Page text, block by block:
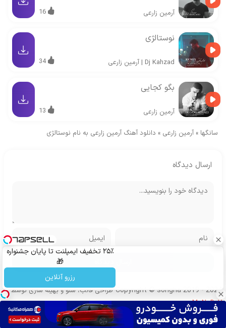
آرمین زارعی 16
نوستالژی
Dj Kahzad
| آرمین زارعی 34
بگو کجایی
آرمین زارعی 13
سانگها » آرمین زارعی » دانلود آهنگ آرمین زارعی به نام نوستالژی
ارسال دیدگاه
۲۵٪ تخفیف ایمپلنت تا پایان جشنواره
🎁
رزرو آنلاین
Copyright © songha 2019 - 2024 طراحی قالب، سئو و بهینه سازی توسط
MoNoDeV